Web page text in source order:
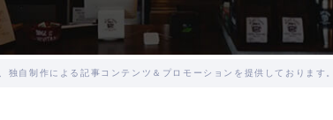
独自制作による記事コンテンツ＆プロモーションを提供しております。